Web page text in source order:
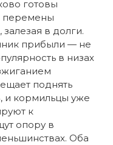
готовы
перемены
в долги.
прибыли — не
в низах
поднять
и кормильцы уже
к
опору в
Оба